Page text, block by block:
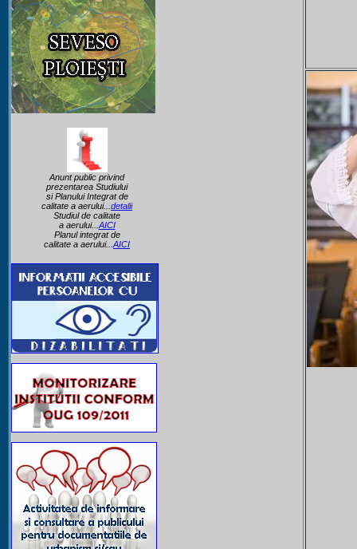
Anunt public privind
prezentarea Studiului
si Planului Integrat de
calitate a aerului... detalii
Studiul de calitate
a aerului... AICI
Planul integrat de
calitate a aerului... AICI